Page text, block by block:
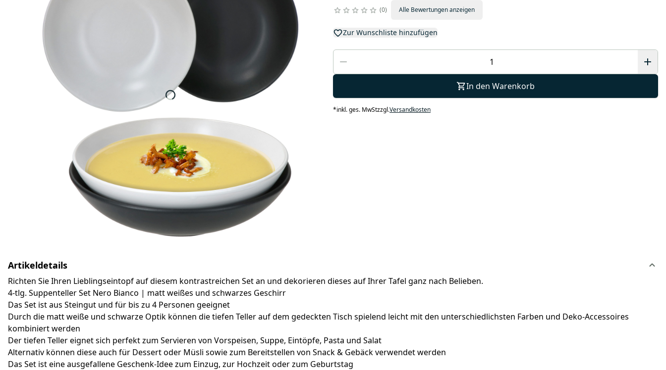
0 Alle Bewertungen anzeigen
Zur Wunschliste hinzufügen
In den Warenkorb
*inkl. ges. MwStzzgl.Versandkosten
Artikeldetails
Richten Sie Ihren Lieblingseintopf auf diesem kontrastreichen Set an und dekorieren dieses auf Ihrer Tafel ganz nach Belieben.
4-tlg. Suppenteller Set Nero Bianco | matt weißes und schwarzes Geschirr
Das Set ist aus Steingut und für bis zu 4 Personen geeignet
Durch die matt weiße und schwarze Optik können die tiefen Teller auf dem gedeckten Tisch spielend leicht mit den unterschiedlichsten Farben und Deko-Accessoires
kombiniert werden
Der tiefen Teller eignet sich perfekt zum Servieren von Vorspeisen, Suppe, Eintöpfe, Pasta und Salat
Alternativ können diese auch für Dessert oder Müsli sowie zum Bereitstellen von Snack & Gebäck verwendet werden
Das Set ist eine ausgefallene Geschenk-Idee zum Einzug, zur Hochzeit oder zum Geburtstag